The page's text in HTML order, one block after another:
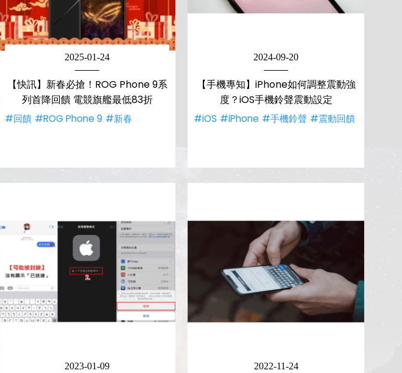
2025-01-24
【快訊】新春必搶！ROG Phone 9系
列首降回饋 電競旗艦最低83折
#回饋 #ROG Phone 9 #新春
2024-09-20
【手機專知】iPhone如何調整震動強
度？iOS手機鈴聲震動設定
#iOS #iPhone #手機鈴聲 #震動回饋
2023-01-09 2022-11-24